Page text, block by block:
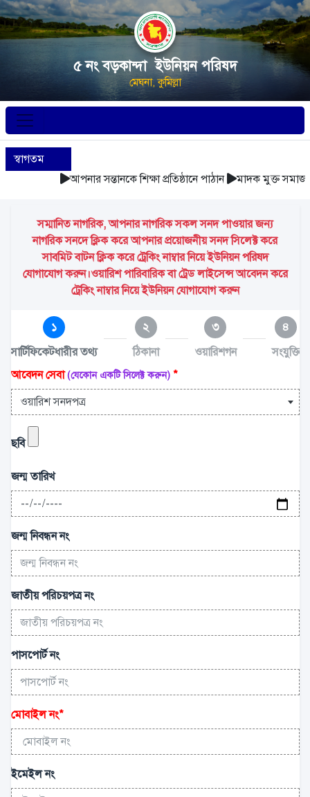
৫ নং বড়কান্দা ইউনিয়ন পরিষদ
মেঘনা, কুমিল্লা
স্বাগতম
আপনার সন্তানকে শিক্ষা প্রতিষ্ঠানে পাঠান
মাদক মুক্ত সমাজ
সম্মানিত নাগরিক, আপনার নাগরিক সকল সনদ পাওয়ার জন্য
নাগরিক সনদে ক্লিক করে আপনার প্রয়োজনীয় সনদ সিলেক্ট করে
সাবমিট বাটন ক্লিক করে ট্রেকিং নাম্বার নিয়ে ইউনিয়ন পরিষদ
যোগাযোগ করুন।ওয়ারিশ পারিবারিক বা ট্রেড লাইসেন্স আবেদন করে
ট্রেকিং নাম্বার নিয়ে ইউনিয়ন যোগাযোগ করুন
১
সার্টিফিকেটধারীর তথ্য
২
ঠিকানা
৩
ওয়ারিশগন
৪
সংযুক্তি
আবেদন সেবা(যেকোন একটি সিলেক্ট করুন) *
ওয়ারিশ সনদপত্র
ছবি
জন্ম তারিখ
জন্ম নিবন্ধন নং
জাতীয় পরিচয়পত্র নং
পাসপোর্ট নং
মোবাইল নং*
ইমেইল নং